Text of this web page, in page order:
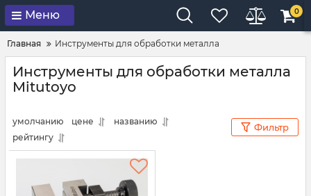
Меню 0
Главная Инструменты для обработки металла
Инструменты для обработки металла
Mitutoyo
умолчанию цене
названию
рейтингу
Фильтр